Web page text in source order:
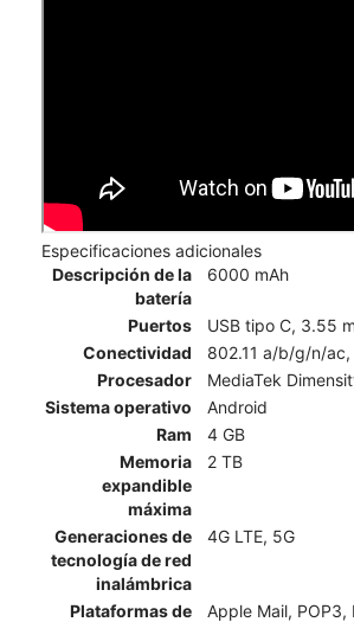
Especificaciones adicionales
Descripción de la
batería
6000 mAh
Puertos
USB tipo C, 3.55
Conectividad
802.11 a/b/g/n/
Procesador
MediaTek
Sistema operativo
Android
Ram
4 GB
Memoria
expandible
máxima
2 TB
Generaciones de
tecnología de red
inalámbrica
4G LTE, 5G
Plataformas de
Apple Mail, POP3,